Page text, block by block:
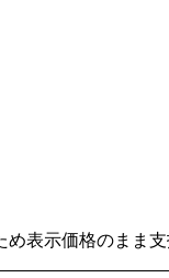
表示価格のまま支